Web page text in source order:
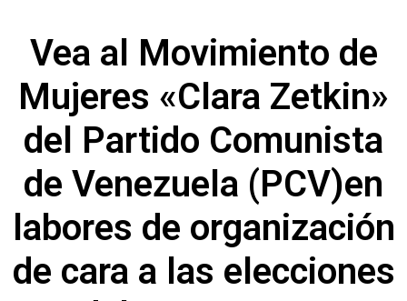
Vea al Movimiento de
Mujeres «Clara Zetkin»
del Partido Comunista
de Venezuela (PCV)en
labores de organización
de cara a las elecciones